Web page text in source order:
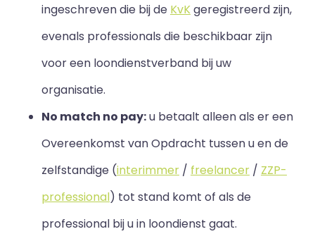
ingeschreven die bij de KvKgeregistreerd zijn,
evenals professionals die beschikbaar zijn
voor een loondienstverband bij uw
organisatie.
No match no pay:u betaalt alleen als er een
Overeenkomst van Opdracht tussen u en de
zelfstandige (interimmer / freelancer / ZZP-
professional) tot stand komt of als de
professional bij u in loondienst gaat.